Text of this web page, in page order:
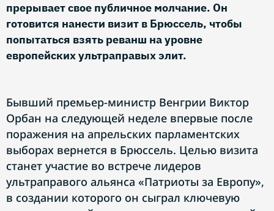
прерывает свое публичное молчание. Он
готовится нанести визит в Брюссель, чтобы
попытаться взять реванш на уровне
европейских ультраправых элит.
Бывший премьер-министр Венгрии Виктор
Орбан на следующей неделе впервые после
поражения на апрельских парламентских
выборах вернется в Брюссель. Целью визита
станет участие во встрече лидеров
ультраправого альянса «Патриоты за Европу»,
в создании которого он сыграл ключевую